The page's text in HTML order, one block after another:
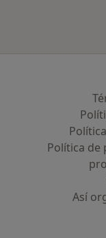
Política de
Así